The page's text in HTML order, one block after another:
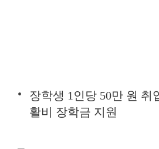
장학생 1인당 50만 원 취
활비 장학금 지원